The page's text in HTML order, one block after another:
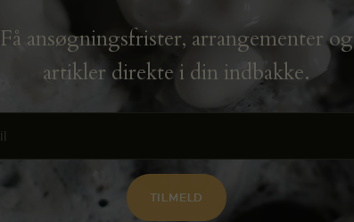
Få ansøgningsfrister, arrangementer og
artikler direkte i din indbakke.